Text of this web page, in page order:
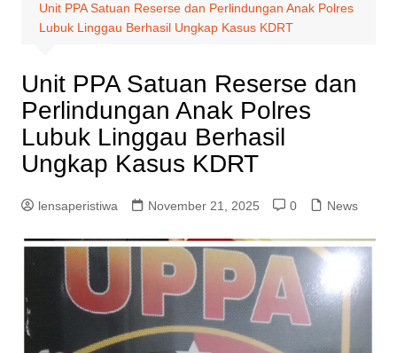
Unit PPA Satuan Reserse dan Perlindungan Anak Polres
Lubuk Linggau Berhasil Ungkap Kasus KDRT
Unit PPA Satuan Reserse dan
Perlindungan Anak Polres
Lubuk Linggau Berhasil
Ungkap Kasus KDRT
lensaperistiwa November 21, 2025 0 News